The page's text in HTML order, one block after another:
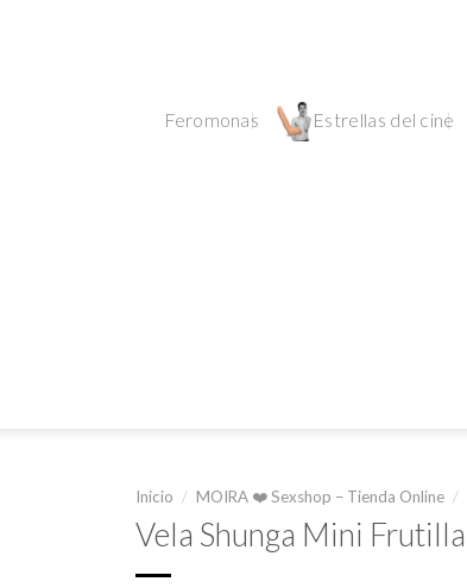
Feromonas Estrellas del cine
Inicio / MOIRA ❤️ Sexshop – Tienda Online /
Vela Shunga Mini Frutilla